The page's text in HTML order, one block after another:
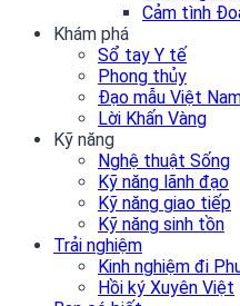
Cảm tình
Khám phá
Sổ tay Y tế
Phong thủy
Đạo mẫu Việt
Lời Khấn Vàng
Kỹ năng
Nghệ thuật Sống
Kỹ năng lãnh đạo
Kỹ năng giao tiếp
Kỹ năng sinh tồn
Trải nghiệm
Kinh nghiệm đi
Hồi ký Xuyên Việt